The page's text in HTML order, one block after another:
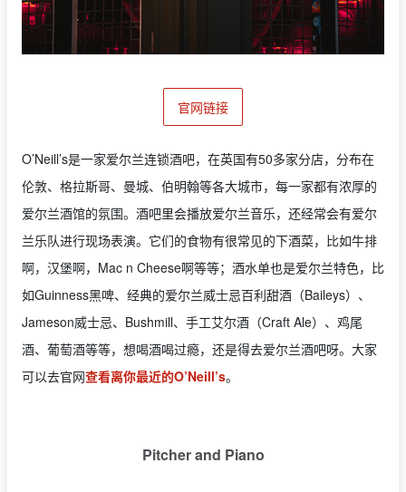
官网链接
O’Neill’s是一家爱尔兰连锁酒吧，在英国有50多家分店，分布在
伦敦、格拉斯哥、曼城、伯明翰等各大城市，每一家都有浓厚的
爱尔兰酒馆的氛围。酒吧里会播放爱尔兰音乐，还经常会有爱尔
兰乐队进行现场表演。它们的食物有很常见的下酒菜，比如牛排
啊，汉堡啊，Mac n Cheese啊等等；酒水单也是爱尔兰特色，比
如Guinness黑啤、经典的爱尔兰威士忌百利甜酒（Baileys）、
Jameson威士忌、Bushmill、手工艾尔酒（Craft Ale）、鸡尾
酒、葡萄酒等等，想喝酒喝过瘾，还是得去爱尔兰酒吧呀。大家
可以去官网查看离你最近的O’Neill’s。
Pitcher and Piano